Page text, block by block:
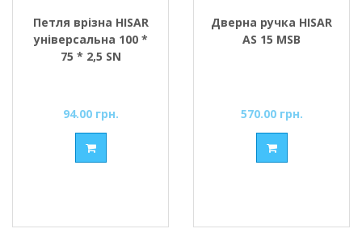
Петля врізна HISAR
універсальна 100 *
75 * 2,5 SN
94.00 грн.
Дверна ручка HISAR
AS 15 MSB
570.00 грн.